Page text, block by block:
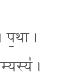
प॒था ।
।